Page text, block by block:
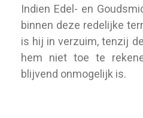
Indien Edel- en
binnen deze redelijke
is hij in verzuim, tenzij
hem niet toe te
blijvend onmogelijk is.